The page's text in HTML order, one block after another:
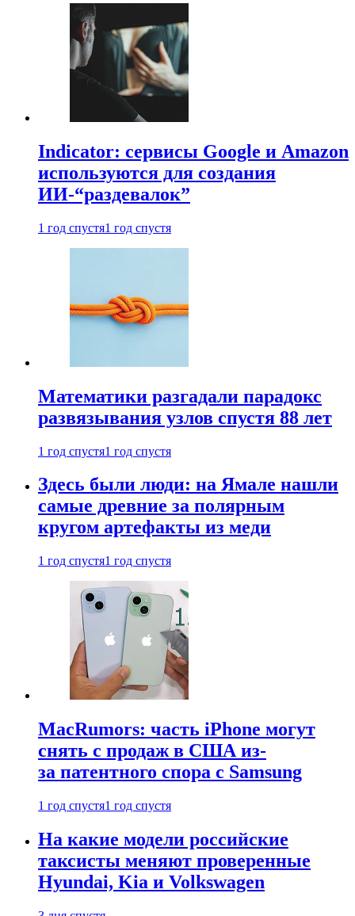
Indicator: сервисы Google и Amazon
используются для создания
ИИ-“раздевалок”
1 год спустя1 год спустя
Математики разгадали парадокс
развязывания узлов спустя 88 лет
1 год спустя1 год спустя
Здесь были люди: на Ямале нашли
самые древние за полярным
кругом артефакты из меди
1 год спустя1 год спустя
MacRumors: часть iPhone могут
снять с продаж в США из-
за патентного спора с Samsung
1 год спустя1 год спустя
На какие модели российские
таксисты меняют проверенные
Hyundai, Kia и Volkswagen